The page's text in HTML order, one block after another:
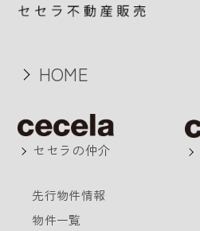
HOME
セセラの仲介
先行物件情報
物件一覧